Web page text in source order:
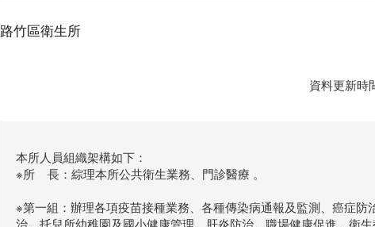
路竹區衛生所
資料更新時
本所人員組織架構如下：
※所 長：綜理本所公共衛生業務、門診醫療 。
※第一組：辦理各項疫苗接種業務、各種傳染病通報及監測、癌症防
治、托兒所幼稚園及國小健康管理、肝炎防治、職場健康促進、衛生